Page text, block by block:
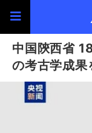
中国陝西省
の考古学成果